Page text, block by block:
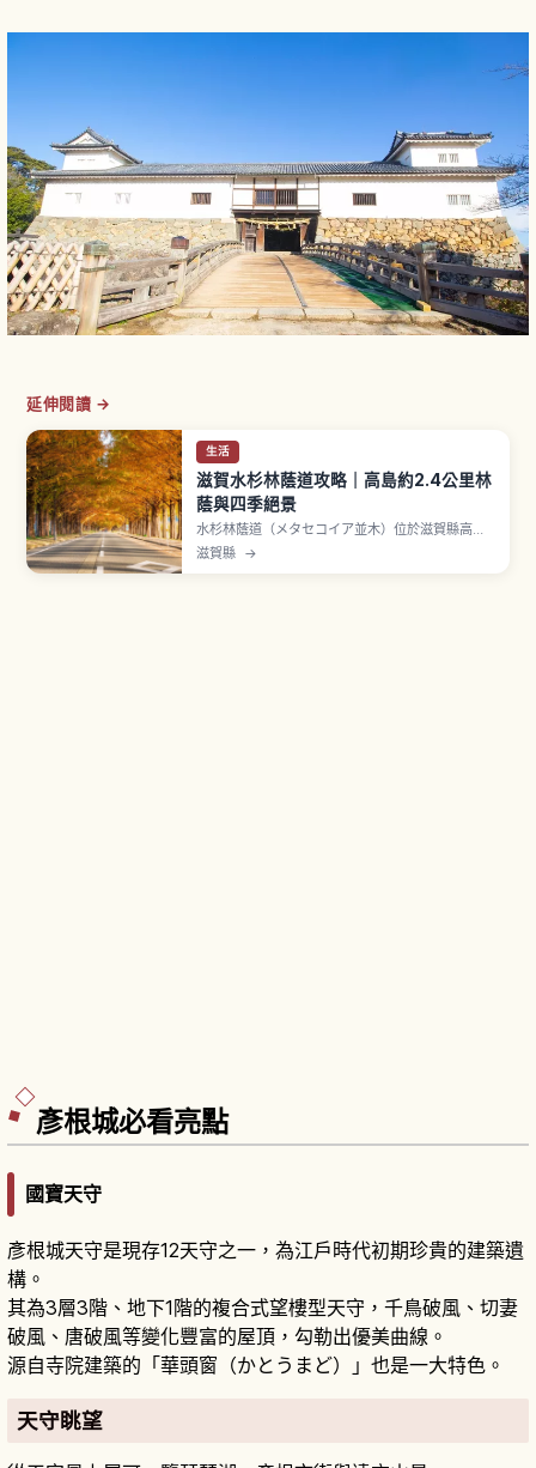
延伸閱讀 →
生活
滋賀水杉林蔭道攻略｜高島約2.4公里林
蔭與四季絕景
水杉林蔭道（メタセコイア並木）位於滋賀縣高島
市牧野町，是約2.4公里長、種有約500棵水杉的筆
直林蔭大道，入選讀賣新聞社「新・日本街路樹百
滋賀縣 →
彥根城必看亮點
國寶天守
彥根城天守是現存12天守之一，為江戶時代初期珍貴的建築遺
構。
其為3層3階、地下1階的複合式望樓型天守，千鳥破風、切妻
破風、唐破風等變化豐富的屋頂，勾勒出優美曲線。
源自寺院建築的「華頭窗（かとうまど）」也是一大特色。
天守眺望